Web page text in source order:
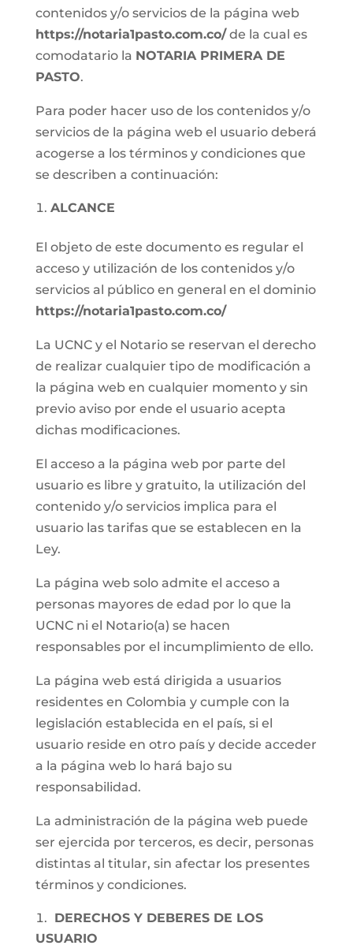
contenidos y/o servicios de la página web
https://notaria1pasto.com.co/de la cual es
comodatario la NOTARIA PRIMERA DE
PASTO.
Para poder hacer uso de los contenidos y/o
servicios de la página web el usuario deberá
acogerse a los términos y condiciones que
se describen a continuación:
ALCANCE
El objeto de este documento es regular el
acceso y utilización de los contenidos y/o
servicios al público en general en el dominio
https://notaria1pasto.com.co/
La UCNC y el Notario se reservan el derecho
de realizar cualquier tipo de modificación a
la página web en cualquier momento y sin
previo aviso por ende el usuario acepta
dichas modificaciones.
El acceso a la página web por parte del
usuario es libre y gratuito, la utilización del
contenido y/o servicios implica para el
usuario las tarifas que se establecen en la
Ley.
La página web solo admite el acceso a
personas mayores de edad por lo que la
UCNC ni el Notario(a) se hacen
responsables por el incumplimiento de ello.
La página web está dirigida a usuarios
residentes en Colombia y cumple con la
legislación establecida en el país, si el
usuario reside en otro país y decide acceder
a la página web lo hará bajo su
responsabilidad.
La administración de la página web puede
ser ejercida por terceros, es decir, personas
distintas al titular, sin afectar los presentes
términos y condiciones.
DERECHOS Y DEBERES DE LOS
USUARIO